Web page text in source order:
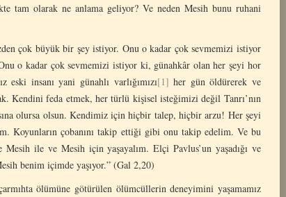
tam olarak ne anlama geliyor? Ve neden Mesih bunu ruhani
çok büyük bir şey istiyor. Onu o kadar çok sevmemizi istiyor
o kadar çok sevmemizi istiyor ki, günahkâr olan her şeyi hor
insanı yani günahlı varlığımızı[1] her gün öldürerek ve
Kendini feda etmek, her türlü kişisel isteğimizi değil Tanrı’nın
olursa olsun. Kendimiz için hiçbir talep, hiçbir arzu! Her şeyi
Koyunların çobanını takip ettiği gibi onu takip edelim. Ve bu
ile ve Mesih için yaşayalım. Elçi Pavlus’un yaşadığı ve
benim içimde yaşıyor.” (Gal 2,20)
ölümüne götürülen ölümcüllerin deneyimini yaşamamız